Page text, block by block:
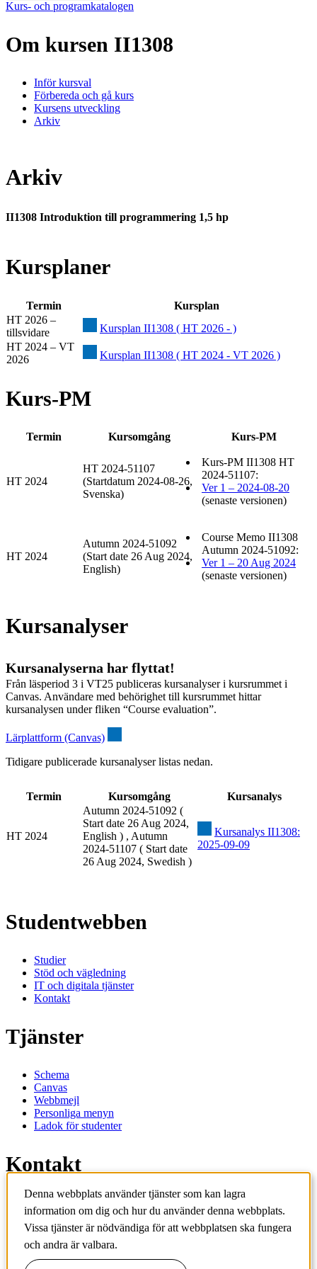
Kurs- och programkatalogen
Om kursen II1308
Inför kursval
Förbereda och gå kurs
Kursens utveckling
Arkiv
Arkiv
II1308 Introduktion till programmering 1,5 hp
Kursplaner
Termin
Kursplan
HT 2026 –
tillsvidare
Kursplan II1308 ( HT 2026 - )
HT 2024 – VT
2026
Kursplan II1308 ( HT 2024 - VT 2026 )
Kurs-PM
Termin Kursomgång Kurs-PM
HT 2024
HT 2024-51107
(Startdatum 2024-08-26,
Svenska)
Kurs-PM II1308 HT
2024-51107:
Ver 1 – 2024-08-20
(senaste versionen)
HT 2024
Autumn 2024-51092
(Start date 26 Aug 2024,
English)
Course Memo II1308
Autumn 2024-51092:
Ver 1 – 20 Aug 2024
(senaste versionen)
Kursanalyser
Kursanalyserna har flyttat!
Från läsperiod 3 i VT25 publiceras kursanalyser i kursrummet i
Canvas. Användare med behörighet till kursrummet hittar
kursanalysen under fliken “Course evaluation”.
Lärplattform (Canvas)
Tidigare publicerade kursanalyser listas nedan.
Termin Kursomgång Kursanalys
HT 2024
Autumn 2024-51092 (
Start date 26 Aug 2024,
English ) , Autumn
2024-51107 ( Start date
26 Aug 2024, Swedish )
Kursanalys II1308:
2025-09-09
Studentwebben
Studier
Stöd och vägledning
IT och digitala tjänster
Kontakt
Tjänster
Schema
Canvas
Webbmejl
Personliga menyn
Ladok för studenter
Kontakt
Kontakta utbildningsprogram
Kontakta kurs
IT-support
KTH Entré
Denna webbplats använder tjänster som kan lagra
information om dig och hur du använder denna webbplats.
Vissa tjänster är nödvändiga för att webbplatsen ska fungera
och andra är valbara.